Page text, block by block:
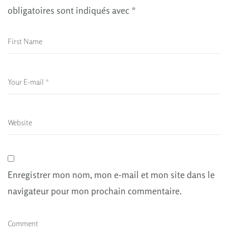
obligatoires sont indiqués avec *
Enregistrer mon nom, mon e-mail et mon site dans le
navigateur pour mon prochain commentaire.